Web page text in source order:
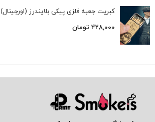
کبریت جعبه فلزی پیکی بلایندرز (اورجینال)
428,000 تومان